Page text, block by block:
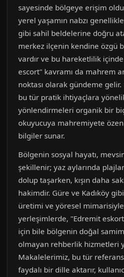
sayesinde bölgeye erişim
yerel yaşamın nabzı
gibi sahil beldelerine doğru
merkez ilçenin kendine özgü
vardır ve bu hareketlilik
escort" kavramı da mahrem
noktası olarak gündeme gelir.
bu tür pratik ihtiyaçlara
yönlendirmeleri organik bir
okuyucuya mahremiyete
bilgiler sunar.
Bölgenin sosyal hayatı,
şekillenir; yaz aylarında
dolup taşarken, kışın daha
hakimdir. Güre ve Kadıköy
üretimi ve yöresel mimarisiyle
yerleşimlerde, "Edremit
için bile bölgenin doğal
olmayan rehberlik hizmetleri
Makalelerimiz, bu tür
faydalı bir dille aktarır,